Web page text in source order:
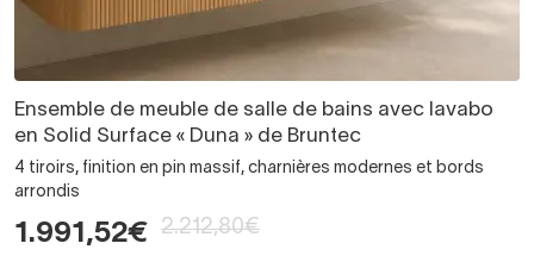
Ensemble de meuble de salle de bains avec lavabo
en Solid Surface « Duna » de Bruntec
4 tiroirs, finition en pin massif, charnières modernes et bords
arrondis
1.991,52€ 2.212,80€